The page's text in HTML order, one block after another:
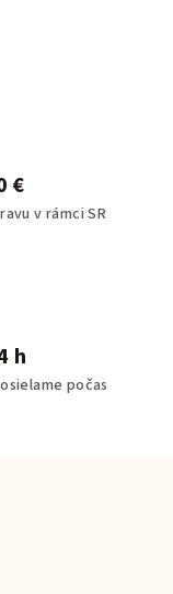
€
v rámci SR
h
počas